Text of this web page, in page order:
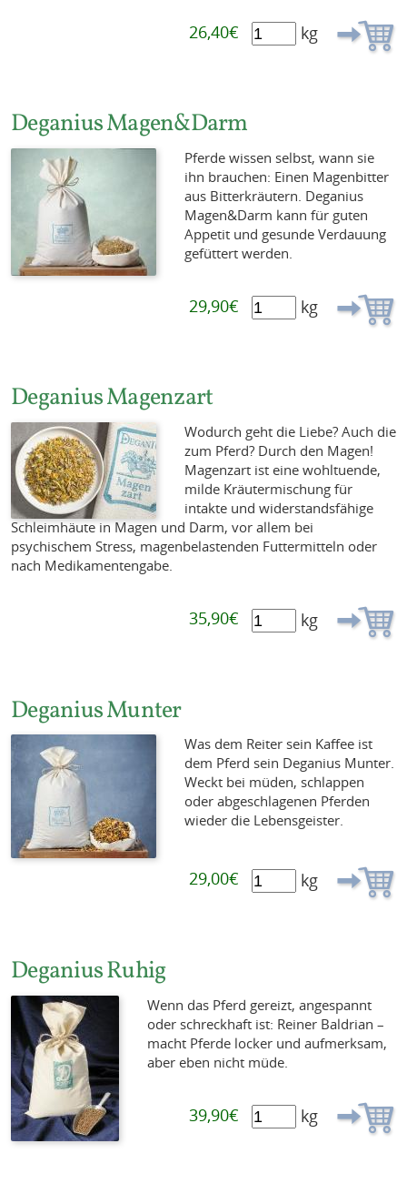
26,40€ kg
Deganius Magen&Darm
Pferde wissen selbst, wann sie
ihn brauchen: Einen Magenbitter
aus Bitterkräutern. Deganius
Magen&Darm kann für guten
Appetit und gesunde Verdauung
gefüttert werden.
29,90€ kg
Deganius Magenzart
Wodurch geht die Liebe? Auch die
zum Pferd? Durch den Magen!
Magenzart ist eine wohltuende,
milde Kräutermischung für
intakte und widerstandsfähige
Schleimhäute in Magen und Darm, vor allem bei
psychischem Stress, magenbelastenden Futtermitteln oder
nach Medikamentengabe.
35,90€ kg
Deganius Munter
Was dem Reiter sein Kaffee ist
dem Pferd sein Deganius Munter.
Weckt bei müden, schlappen
oder abgeschlagenen Pferden
wieder die Lebensgeister.
29,00€ kg
Deganius Ruhig
Wenn das Pferd gereizt, angespannt
oder schreckhaft ist: Reiner Baldrian –
macht Pferde locker und aufmerksam,
aber eben nicht müde.
39,90€ kg